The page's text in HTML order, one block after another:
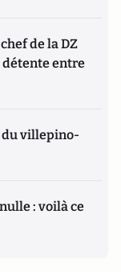
de la DZ
détente entre
du villepino-
: voilà ce